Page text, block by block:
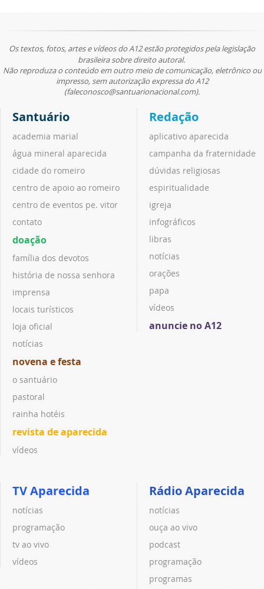
Os textos, fotos, artes e vídeos do A12 estão protegidos pela legislação
brasileira sobre direito autoral.
Não reproduza o conteúdo em outro meio de comunicação, eletrônico ou
impresso, sem autorização expressa do A12
(faleconosco@santuarionacional.com).
Santuário
academia marial
água mineral aparecida
cidade do romeiro
centro de apoio ao romeiro
centro de eventos pe. vitor
contato
doação
família dos devotos
história de nossa senhora
imprensa
locais turísticos
loja oficial
notícias
novena e festa
o santuário
pastoral
rainha hotéis
revista de aparecida
vídeos
Redação
aplicativo aparecida
campanha da fraternidade
dúvidas religiosas
espiritualidade
igreja
infográficos
libras
notícias
orações
papa
vídeos
anuncie no A12
TV Aparecida
notícias
programação
tv ao vivo
vídeos
Rádio Aparecida
notícias
ouça ao vivo
podcast
programação
programas